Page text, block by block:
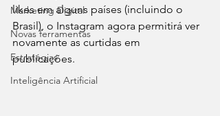
Marketing Digital
Novas ferramentas
Estratégias
Inteligência Artificial
likes em alguns países (incluindo o
Brasil), o Instagram agora permitirá ver
novamente as curtidas em
publicações.